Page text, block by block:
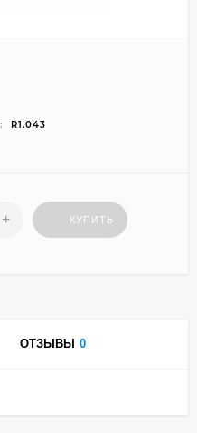
R1.043
+ КУПИТЬ
ОТЗЫВЫ 0